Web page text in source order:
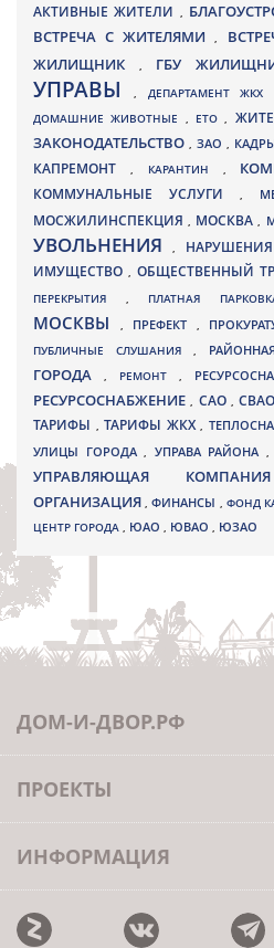
АКТИВНЫЕ ЖИТЕЛИ ,
ВСТРЕЧА С ЖИТЕЛЯМИ,
ЖИЛИЩНИК
, ГБУ
УПРАВЫ, ДЕПАРТАМЕНТ
ДОМАШНИЕ ЖИВОТНЫЕ , ЕТО,
ЗАКОНОДАТЕЛЬСТВО , ЗАО ,
КАПРЕМОНТ , КАРАНТИН ,
КОММУНАЛЬНЫЕ УСЛУГИ ,
МОСЖИЛИНСПЕКЦИЯ, МОСКВА ,
УВОЛЬНЕНИЯ, НАРУШЕНИЯ
ИМУЩЕСТВО , ОБЩЕСТВЕННЫЙ
ПЕРЕКРЫТИЯ , ПЛАТНАЯ
МОСКВЫ
, ПРЕФЕКТ ,
ПУБЛИЧНЫЕ СЛУШАНИЯ ,
ГОРОДА
, РЕМОНТ ,
РЕСУРСОСНАБЖЕНИЕ, САО,СВАО
ТАРИФЫ , ТАРИФЫ ЖКХ ,
УЛИЦЫ ГОРОДА , УПРАВА РАЙОНА ,
УПРАВЛЯЮЩАЯ
ОРГАНИЗАЦИЯ,ФИНАНСЫ , ФОНД
ЦЕНТР ГОРОДА , ЮАО , ЮВАО , ЮЗАО
ДОМ-И-ДВОР.РФ
ПРОЕКТЫ
ИНФОРМАЦИЯ